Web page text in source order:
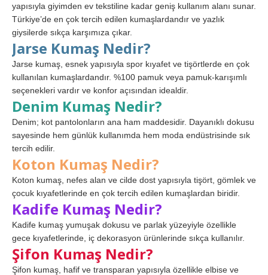
yapısıyla giyimden ev tekstiline kadar geniş kullanım alanı sunar.
Türkiye’de en çok tercih edilen kumaşlardandır ve yazlık
giysilerde sıkça karşımıza çıkar.
Jarse Kumaş Nedir?
Jarse kumaş, esnek yapısıyla spor kıyafet ve tişörtlerde en çok
kullanılan kumaşlardandır. %100 pamuk veya pamuk-karışımlı
seçenekleri vardır ve konfor açısından idealdir.
Denim Kumaş Nedir?
Denim; kot pantolonların ana ham maddesidir. Dayanıklı dokusu
sayesinde hem günlük kullanımda hem moda endüstrisinde sık
tercih edilir.
Koton Kumaş Nedir?
Koton kumaş, nefes alan ve cilde dost yapısıyla tişört, gömlek ve
çocuk kıyafetlerinde en çok tercih edilen kumaşlardan biridir.
Kadife Kumaş Nedir?
Kadife kumaş yumuşak dokusu ve parlak yüzeyiyle özellikle
gece kıyafetlerinde, iç dekorasyon ürünlerinde sıkça kullanılır.
Şifon Kumaş Nedir?
Şifon kumaş, hafif ve transparan yapısıyla özellikle elbise ve